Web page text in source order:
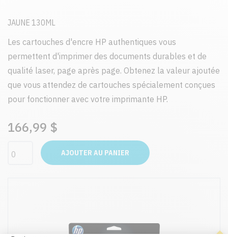
JAUNE 130ML
Les cartouches d'encre HP authentiques vous
permettent d'imprimer des documents durables et de
qualité laser, page après page. Obtenez la valeur ajoutée
que vous attendez de cartouches spécialement conçues
pour fonctionner avec votre imprimante HP.
166,99 $
AJOUTER AU PANIER